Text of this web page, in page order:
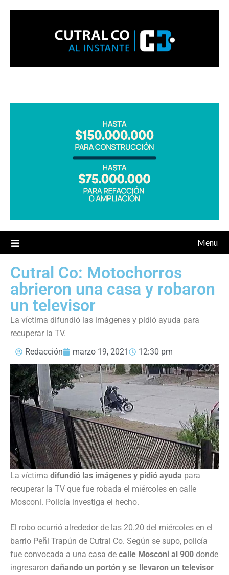
Menu
Cutral Co: Motochorros
abrieron una casa y robaron
un televisor
La víctima difundió las imágenes y pidió ayuda para
recuperar la TV.
Redacción
marzo 19, 2021 12:30 pm
La víctima difundió las imágenes y pidió ayuda para
recuperar la TV que fue robada el miércoles en calle
Mosconi. Policía investiga el hecho.
El robo ocurrió alrededor de las 20.20 del miércoles en el
barrio Peñi Trapún de Cutral Co. Según se supo, policía
fue convocada a una casa de calle Mosconi al 900 donde
ingresaron dañando un portón y se llevaron un televisor